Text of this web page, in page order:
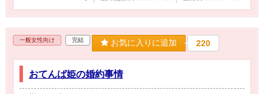
一般女性向け 完結 お気に入りに追加 220
おてんば姫の婚約事情